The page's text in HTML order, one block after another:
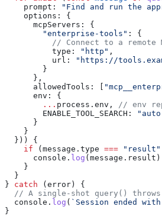
    prompt:
"Find and run the
    options:
{
      mcpServers:
{
        "enterprise-tools"
:
{
// Connect to a remote
          type:
"http" ,
          url:
"https://
        }
      },
      allowedTools:
      env:
{
        ...
process . env ,
// env
        ENABLE_TOOL_SEARCH:
      }
    }
  })) {
    if
( message . type === "result"
      console
. log ( message . result
    }
  }
} catch ( error ) {
// A single-shot query()
  console
. log ( `Session ended
}